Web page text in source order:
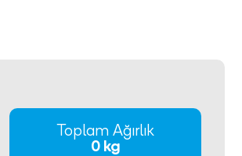
Toplam Ağırlık
0 kg